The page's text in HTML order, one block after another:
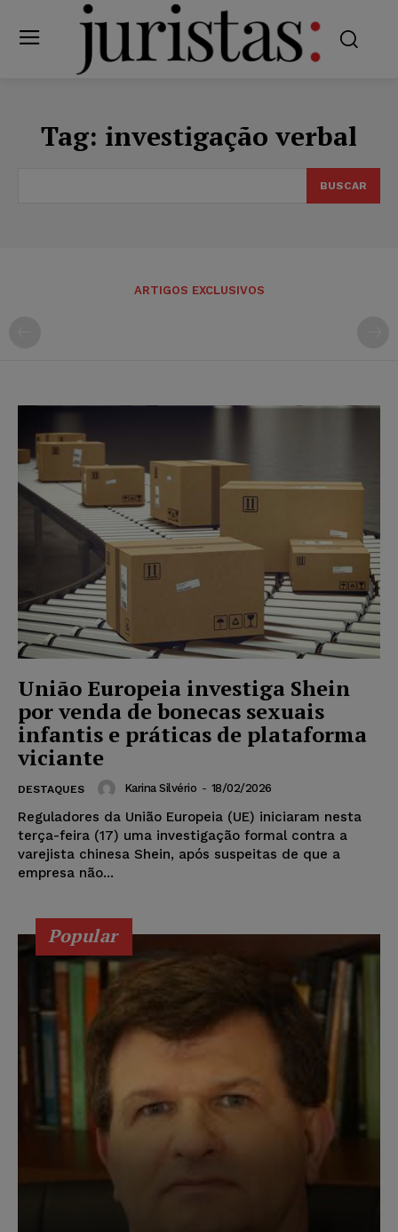
Tag: investigação verbal
BUSCAR
ARTIGOS EXCLUSIVOS
União Europeia investiga Shein
por venda de bonecas sexuais
infantis e práticas de plataforma
viciante
DESTAQUES Karina Silvério - 18/02/2026
Reguladores da União Europeia (UE) iniciaram nesta
terça-feira (17) uma investigação formal contra a
varejista chinesa Shein, após suspeitas de que a
empresa não...
Popular